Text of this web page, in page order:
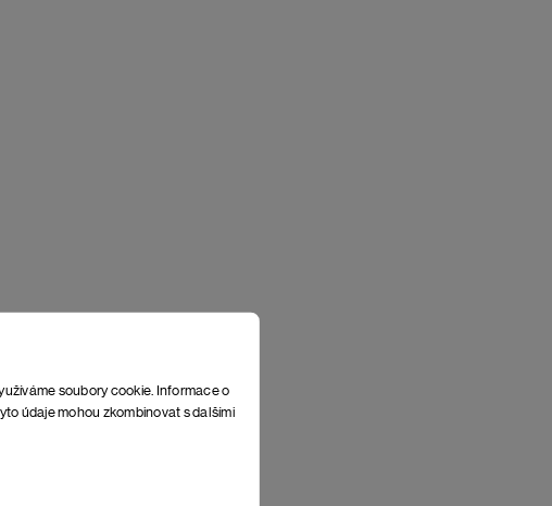
soubory cookie. Informace o
údaje mohou zkombinovat s dalšími